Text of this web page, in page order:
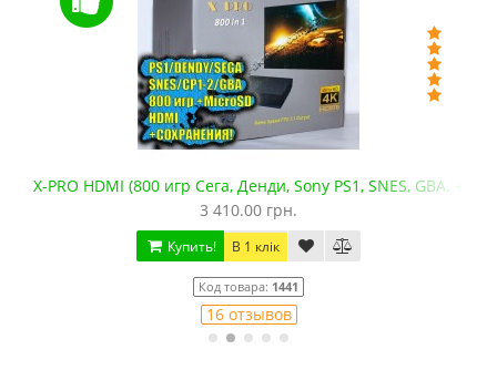
X-PRO HDMI (800 игр Сега, Денди, Sony PS1, SNES, GBA.
3 410.00 грн.
Купить! В 1 клік
Код товара: 1441
16 отзывов